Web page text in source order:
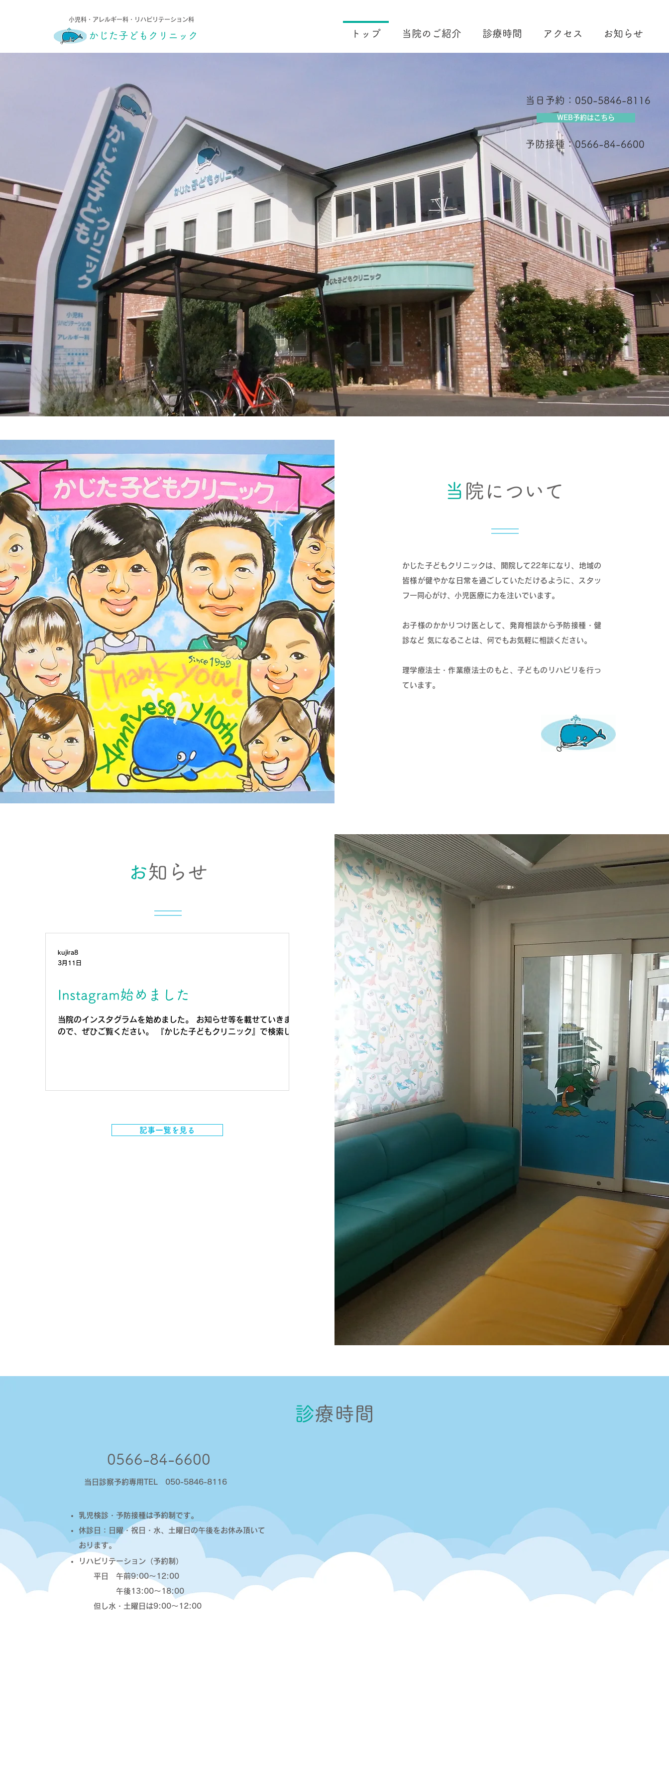
当日予約： 050-5846-8116
WEB予約はこちら
予防接種：0566-84-6600
小児科・アレルギー科・リハビリテーション科
​かじた子どもクリニック トップ 当院のご紹介 診療時間 アクセス お知らせ
当 院について
かじた子どもクリニックは、開院して22年になり、地域の
皆様が健やかな日常を過ごしていただけるように、スタッ
フ一同心がけ、小児医療に力を注いでいます。
お子様のかかりつけ医として、発育相談から予防接種・健
診など 気になることは、何でもお気軽に相談ください。
理学療法士・作業療法士のもと、子どものリハビリを行っ
ています。
お知らせ
Instagram始めました
当院のインスタグラムを始めました。 お知らせ等を載せていきます
ので、ぜひご覧ください。 『かじた子どもクリニック』で検索して
kujira8
3月11日
記事一覧を見る
0566-84-6600
当日診察予約専用TEL 050-5846-8116
​乳児検診・予防接種は予約制です。
休診日：日曜・祝日・水、土曜日の午後をお休み頂いて
おります。
リハビリテーション（予約制）
平日 午前9:00〜12:00
午後13:00〜18:00
​ 但し水・土曜日は9:00〜12:00
診療時間